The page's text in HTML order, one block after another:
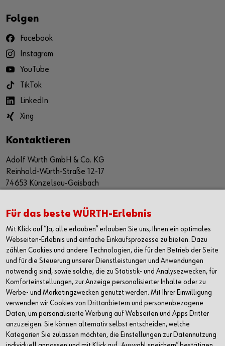
Folgen
Facebook
Instagram
YouTube
TikTok
LinkedIn
Xing
Kontaktieren
Adolf Würth GmbH & Co. KG
Reinhold-Würth-Straße 12-17
74653 Künzelsau-Gaisbach
Alle Kontaktmöglichkeiten
+49 7940 15-2400
info@wuerth.com
Für das beste WÜRTH-Erlebnis
Mit Klick auf “Ja, alle erlauben“ erlauben Sie uns, Ihnen ein optimales
Webseiten-Erlebnis und einfache Einkaufsprozesse zu bieten. Dazu
zählen Cookies und andere Technologien, die für den Betrieb der Seite
und für die Steuerung unserer Dienstleistungen und Anwendungen
notwendig sind, sowie solche, die zu Statistik- und Analysezwecken, für
Komforteinstellungen, zur Anzeige personalisierter Inhalte oder zu
Werbe- und Marketingzwecken genutzt werden. Mit Ihrer Einwilligung
verwenden wir Cookies von Drittanbietern und personenbezogene
Daten, um personalisierte Werbung auf Webseiten und Apps Dritter
anzuzeigen. Sie können alternativ selbst entscheiden, welche
Kategorien Sie zulassen möchten, die Einstellungen zur Datennutzung